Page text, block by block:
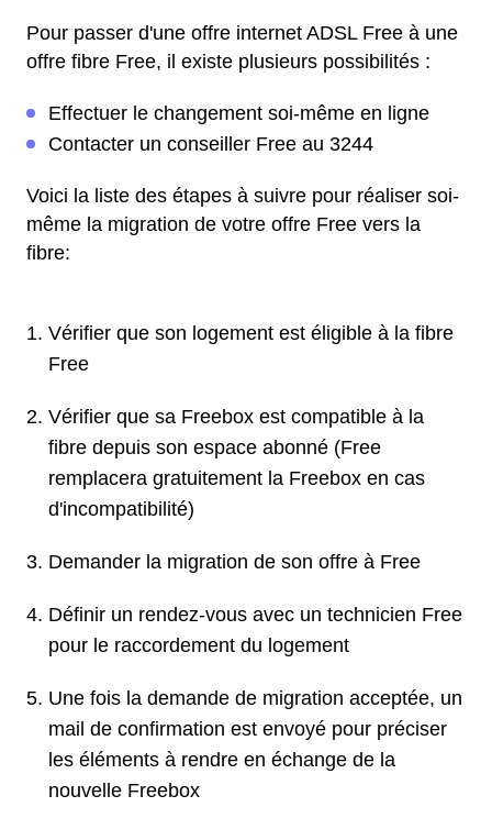
Pour passer d'une offre internet ADSL Free à une
offre fibre Free, il existe plusieurs possibilités :
Effectuer le changement soi-même en ligne
Contacter un conseiller Free au 3244
Voici la liste des étapes à suivre pour réaliser soi-
même la migration de votre offre Free vers la
fibre:
Vérifier que son logement est éligible à la fibre
Free
Vérifier que sa Freebox est compatible à la
fibre depuis son espace abonné (Free
remplacera gratuitement la Freebox en cas
d'incompatibilité)
Demander la migration de son offre à Free
Définir un rendez-vous avec un technicien Free
pour le raccordement du logement
Une fois la demande de migration acceptée, un
mail de confirmation est envoyé pour préciser
les éléments à rendre en échange de la
nouvelle Freebox